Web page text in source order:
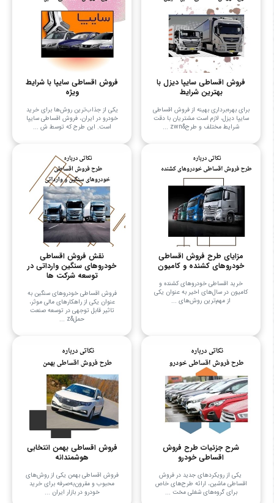
فروش اقساطی سایپا دیزل با
بهترین شرایط
برای بهره‌برداری بهینه از فروش اقساطی
سایپا دیزل، لازم است مشتریان با دقت
شرایط مختلف و طرح&zwn ...
فروش اقساطی سایپا با شرایط
ویژه
یکی از جذاب‌ترین روش‌ها برای خرید
خودرو در ایران، فروش اقساطی سایپا
است. این طرح که توسط ش ...
مزایای طرح فروش اقساطی
خودروهای کشنده و کامیون
خرید اقساطی خودروهای کشنده و
کامیون در سال‌های اخیر به عنوان یکی
از مهم‌ترین روش‌های ...
نقش فروش اقساطی
خودروهای سنگین وارداتی در
توسعه شرکت ها
فروش اقساطی خودروهای سنگین به
عنوان یکی از راهکارهای مالی موثر،
تاثیر قابل توجهی در توسعه صنعت
حمل&z ...
شرح جزئیات طرح فروش
اقساطی خودرو
یکی از رویکردهای جدید در فروش
اقساطی ماشین، ارائه طرح‌های خاص
برای گروه‌های شغلی مخت ...
فروش اقساطی بهمن انتخابی
هوشمندانه
فروش اقساطی بهمن یکی از روش‌های
محبوب و مقرون‌به‌صرفه برای خرید
خودرو در بازار ایران ...